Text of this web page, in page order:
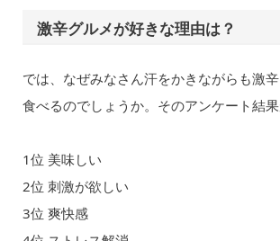
激辛グルメが好きな理由は？
では、なぜみなさん汗をかきながらも激
食べるのでしょうか。そのアンケート結果
1位 美味しい
2位 刺激が欲しい
3位 爽快感